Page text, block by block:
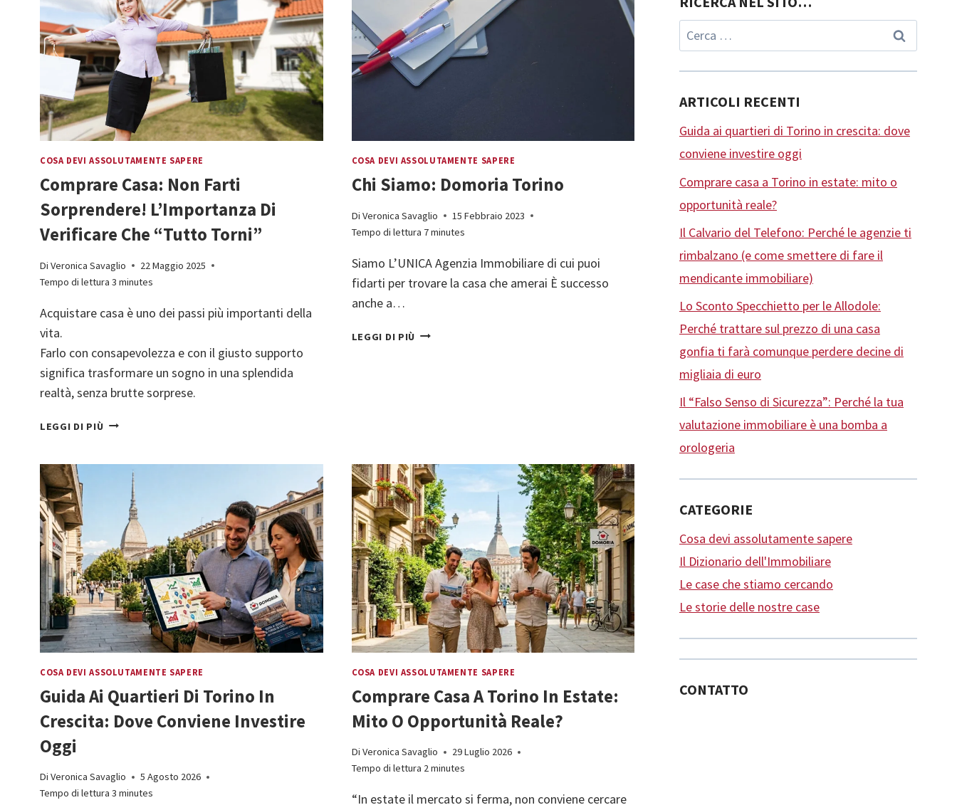
COSA DEVI ASSOLUTAMENTE SAPERE
Comprare Casa: Non Farti
Sorprendere! L’Importanza Di
Verificare Che “Tutto Torni”
Di Veronica Savaglio
22 Maggio 2025
Tempo di lettura 3 minutes
Acquistare casa è uno dei passi più importanti della
vita.
Farlo con consapevolezza e con il giusto supporto
significa trasformare un sogno in una splendida
realtà, senza brutte sorprese.
LEGGI DI PIÙCOMPRARE
SORPRENDERE! L’IMPORTANZA
VERIFICARE
CHE
“TUTTO
TORNI”
COSA DEVI ASSOLUTAMENTE SAPERE
Chi Siamo: Domoria Torino
Di Veronica Savaglio
15 Febbraio 2023
Tempo di lettura 7minutes
Siamo L’UNICA Agenzia Immobiliare di cui puoi
fidarti per trovare la casa che amerai È successo
anche a…
LEGGI DI PIÙ CHI
COSA DEVI ASSOLUTAMENTE SAPERE
Guida Ai Quartieri Di Torino In
Crescita: Dove Conviene Investire
Oggi
Di Veronica Savaglio
5 Agosto 2026
Tempo di lettura 3 minutes
COSA DEVI ASSOLUTAMENTE SAPERE
Comprare Casa A Torino In Estate:
Mito O Opportunità Reale?
Di Veronica Savaglio
29 Luglio 2026
Tempo di lettura 2minutes
“In estate il mercato si ferma, non conviene cercare
Ricerca
per:
ARTICOLI RECENTI
Guida ai quartieri di Torino in crescita: dove
conviene investire oggi
Comprare casa a Torino in estate: mito o
opportunità reale?
Il Calvario del Telefono: Perché le agenzie ti
rimbalzano (e come smettere di fare il
mendicante immobiliare)
Lo Sconto Specchietto per le Allodole:
Perché trattare sul prezzo di una casa
gonfia ti farà comunque perdere decine di
migliaia di euro
Il “Falso Senso di Sicurezza”: Perché la tua
valutazione immobiliare è una bomba a
orologeria
CATEGORIE
Cosa devi assolutamente sapere
Il Dizionario dell'Immobiliare
Le case che stiamo cercando
Le storie delle nostre case
CONTATTO